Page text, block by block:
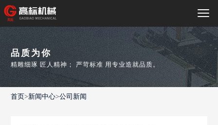
品质为你
精雕细琢 匠人精神； 严苛标准 用专业造就品质。
首页>新闻中心>公司新闻